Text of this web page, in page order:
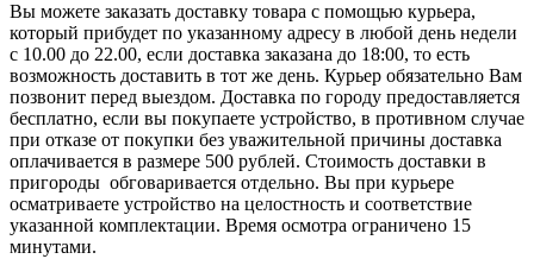
Вы можете заказать доставку товара с помощью курьера,
который прибудет по указанному адресу в любой день недели
с 10.00 до 22.00, если доставка заказана до 18:00, то есть
возможность доставить в тот же день. Курьер обязательно Вам
позвонит перед выездом. Доставка по городу предоставляется
бесплатно, если вы покупаете устройство, в противном случае
при отказе от покупки без уважительной причины доставка
оплачивается в размере 500 рублей. Стоимость доставки в
пригороды обговаривается отдельно. Вы при курьере
осматриваете устройство на целостность и соответствие
указанной комплектации. Время осмотра ограничено 15
минутами.